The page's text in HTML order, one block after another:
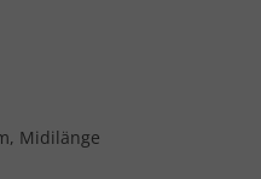
Midilänge